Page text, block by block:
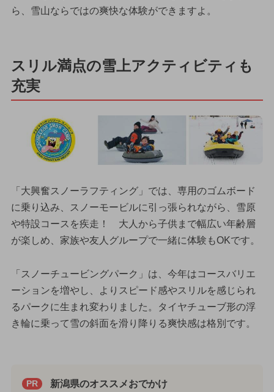
ら、雪山ならではの爽快な体験ができますよ。
スリル満点の雪上アクティビティも
充実
「大興奮スノーラフティング」では、専用のゴムボード
に乗り込み、スノーモービルに引っ張られながら、雪原
や特設コースを疾走！ 大人から子供まで幅広い年齢層
が楽しめ、家族や友人グループで一緒に体験もOKです。
「スノーチュービングパーク」は、今年はコースバリエ
ーションを増やし、よりスピード感やスリルを感じられ
るパークに生まれ変わりました。タイヤチューブ形の浮
き輪に乗って雪の斜面を滑り降りる爽快感は格別です。
PR 新潟県のオススメおでかけ